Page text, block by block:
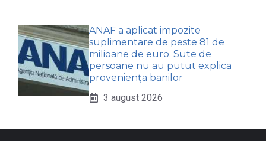
ANAF a aplicat impozite
suplimentare de peste 81 de
milioane de euro. Sute de
persoane nu au putut explica
proveniența banilor
3 august 2026